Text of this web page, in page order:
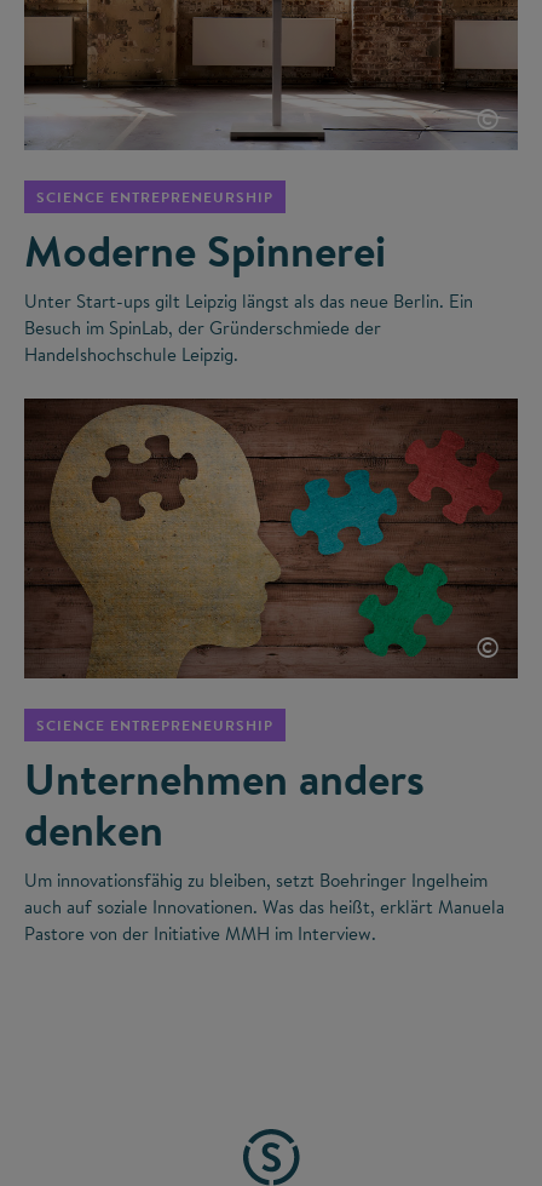
©
SCIENCE ENTREPRENEURSHIP
Moderne Spinnerei
Unter Start-ups gilt Leipzig längst als das neue Berlin. Ein
Besuch im SpinLab, der Gründerschmiede der
Handelshochschule Leipzig.
©
SCIENCE ENTREPRENEURSHIP
Unternehmen anders
denken
Um innovationsfähig zu bleiben, setzt Boehringer Ingelheim
auch auf soziale Innovationen. Was das heißt, erklärt Manuela
Pastore von der Initiative MMH im Interview.